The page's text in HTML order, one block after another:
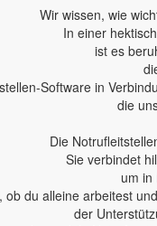
Wir wissen, wie
In einer
ist es
Software in
die
Die
Sie verbindet
um in
ob du alleine arbeitest
der